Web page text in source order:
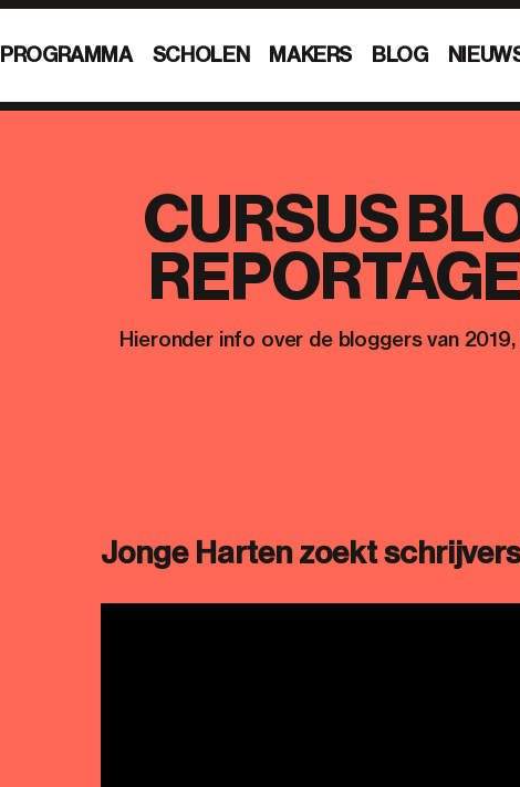
PROGRAMMA SCHOLEN MAKERS BLOG
CURSUS
Hieronder info over de bloggers van
Jonge Harten zoekt